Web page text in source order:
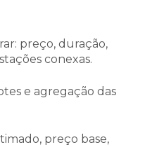
preço, duração,
conexas.
e agregação das
preço base,